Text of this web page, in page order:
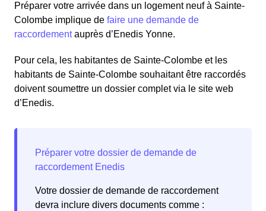
Préparer votre arrivée dans un logement neuf à Sainte-
Colombe implique de faire une demande de
raccordementauprès d’Enedis Yonne.
Pour cela, les habitantes de Sainte-Colombe et les
habitants de Sainte-Colombe souhaitant être raccordés
doivent soumettre un dossier complet via le site web
d’Enedis.
Votre dossier de demande de raccordement
devra inclure divers documents comme :